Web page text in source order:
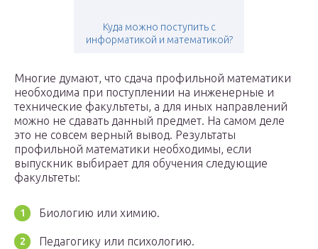
Куда можно поступить с
информатикой и математикой?
Многие думают, что сдача профильной математики
необходима при поступлении на инженерные и
технические факультеты, а для иных направлений
можно не сдавать данный предмет. На самом деле
это не совсем верный вывод. Результаты
профильной математики необходимы, если
выпускник выбирает для обучения следующие
факультеты:
Биологию или химию.
Педагогику или психологию.